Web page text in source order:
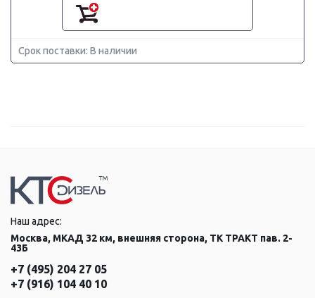
Срок поставки: В наличии
Наш адрес:
Москва, МКАД 32 км, внешняя сторона, ТК ТРАКТ пав. 2-
43Б
+7 (495) 204 27 05
+7 (916) 104 40 10